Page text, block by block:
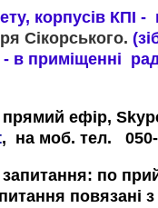
корпусів КПІ -
Сікорського.
в приміщенні
ефір,
, на моб. тел. 050-
по
повязані